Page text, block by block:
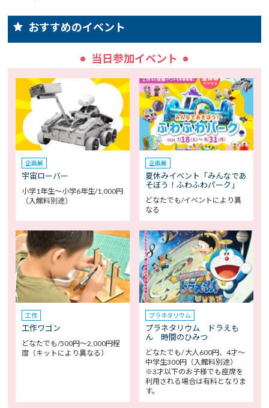
おすすめのイベント
当日参加イベント
企画展
宇宙ローバー
小学1年生～小学6年生/1,000円
（入館料別途）
企画展
夏休みイベント「みんなであ
そぼう！ふわふわパーク」
どなたでも/イベントにより異
なる
工作
工作ワゴン
どなたでも/500円～2,000円程
度（キットにより異なる）
プラネタリウム
プラネタリウム ドラえも
ん 時間のひみつ
どなたでも/ 大人600円、4才～
中学生300円（入館料別途）
※3才以下のお子様でも座席を
利用される場合は有料となりま
す。